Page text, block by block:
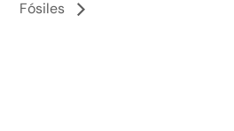
Fósiles